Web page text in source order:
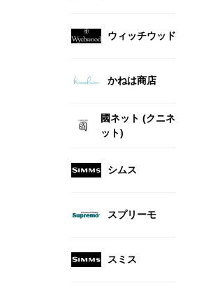
ウィッチウッド
かねは商店
國ネット (クニネ
ット)
シムス
スプリーモ
スミス